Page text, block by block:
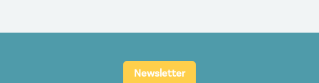
Newsletter